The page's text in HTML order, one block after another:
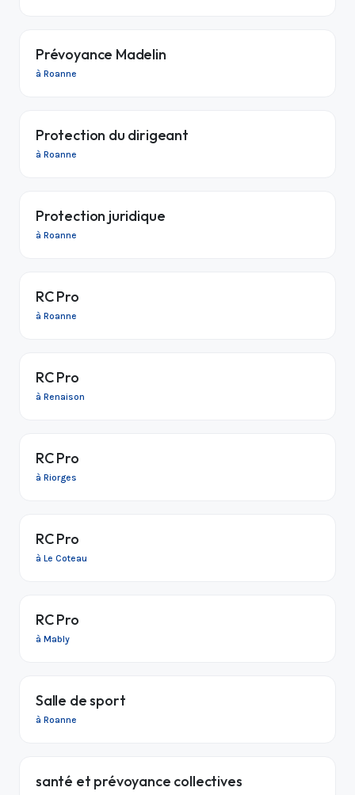
Prévoyance Madelin
à Roanne
Protection du dirigeant
à Roanne
Protection juridique
à Roanne
RC Pro
à Roanne
RC Pro
à Renaison
RC Pro
à Riorges
RC Pro
à Le Coteau
RC Pro
à Mably
Salle de sport
à Roanne
santé et prévoyance collectives